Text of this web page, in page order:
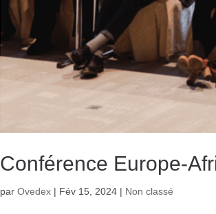
Conférence Europe-
parOvedex | Fév 15, 2024 | Non classé